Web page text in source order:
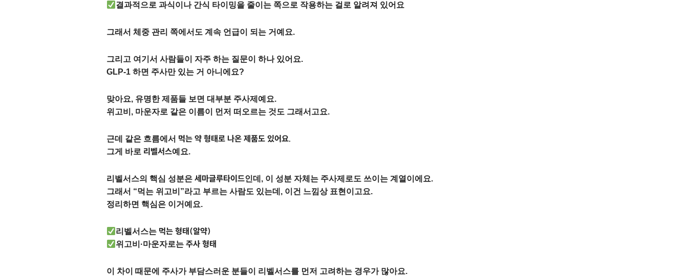
결과적으로 과식이나 간식 타이밍을 줄이는 쪽으로 작용하는 걸로 알려져 있어요
그래서 체중 관리 쪽에서도 계속 언급이 되는 거예요.
그리고 여기서 사람들이 자주 하는 질문이 하나 있어요.
GLP-1 하면 주사만 있는 거 아니에요?
맞아요, 유명한 제품들 보면 대부분 주사제예요.
위고비, 마운자로 같은 이름이 먼저 떠오르는 것도 그래서고요.
근데 같은 흐름에서 먹는 약 형태로 나온 제품도 있어요.
그게 바로 리벨서스예요.
리벨서스의 핵심 성분은 세마글루타이드인데, 이 성분 자체는 주사제로도 쓰이는 계열이에요.
그래서 “먹는 위고비”라고 부르는 사람도 있는데, 이건 느낌상 표현이고요.
정리하면 핵심은 이거예요.
리벨서스는 먹는 형태(알약)
위고비·마운자로는주사 형태
이 차이 때문에 주사가 부담스러운 분들이 리벨서스를 먼저 고려하는 경우가 많아요.